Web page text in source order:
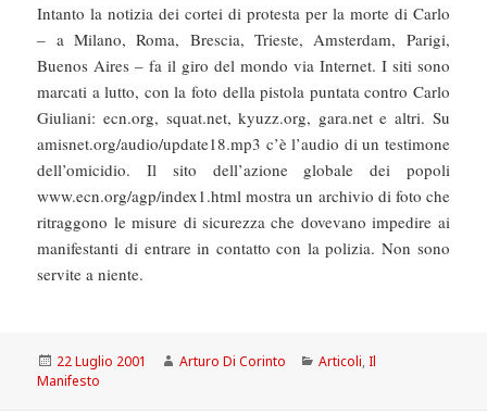
Intanto la notizia dei cortei di protesta per la morte di Carlo
– a Milano, Roma, Brescia, Trieste, Amsterdam, Parigi,
Buenos Aires – fa il giro del mondo via Internet. I siti sono
marcati a lutto, con la foto della pistola puntata contro Carlo
Giuliani: ecn.org, squat.net, kyuzz.org, gara.net e altri. Su
amisnet.org/audio/update18.mp3 c’è l’audio di un testimone
dell’omicidio. Il sito dell’azione globale dei popoli
www.ecn.org/agp/index1.html mostra un archivio di foto che
ritraggono le misure di sicurezza che dovevano impedire ai
manifestanti di entrare in contatto con la polizia. Non sono
servite a niente.
Scritto
il
22 Luglio 2001 Autore
Arturo Di Corinto Categorie
Articoli,Il
Manifesto